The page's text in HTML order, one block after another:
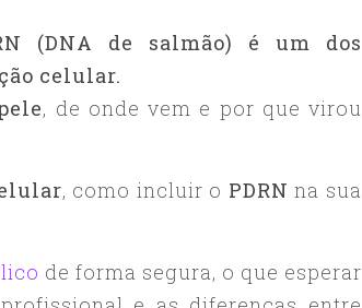
(DNA de salmão) é um dos
celular.
, de onde vem e por que virou
, como incluir o PDRN na sua
de forma segura, o que esperar